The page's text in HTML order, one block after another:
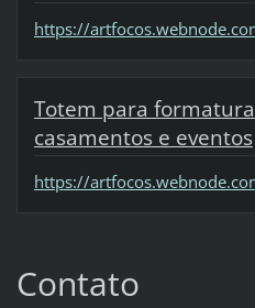
https://
Totem para
casamentos e eventos
https://
Contato